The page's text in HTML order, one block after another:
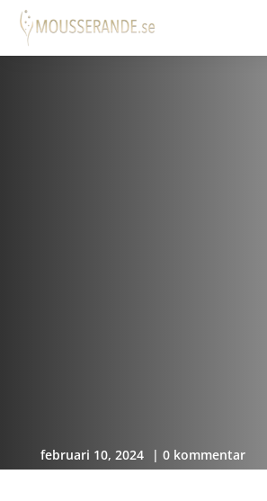
februari 10, 2024 | 0 kommentar